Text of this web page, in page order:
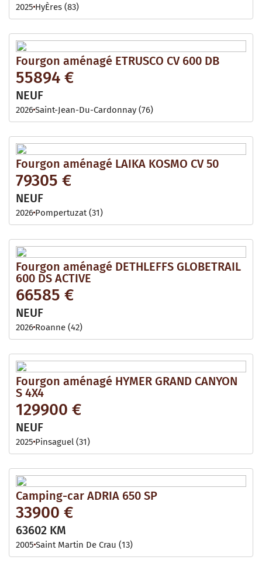
2025 HyÈres (83)
Fourgon aménagé ETRUSCO CV 600 DB
55894 €
NEUF
2026Saint-Jean-Du-Cardonnay (76)
Fourgon aménagé LAIKA KOSMO CV 50
79305 €
NEUF
2026 Pompertuzat (31)
Fourgon aménagé DETHLEFFS GLOBETRAIL
600 DS ACTIVE
66585 €
NEUF
2026 Roanne (42)
Fourgon aménagé HYMER GRAND CANYON
S 4X4
129900 €
NEUF
2025 Pinsaguel (31)
Camping-car ADRIA 650 SP
33900 €
63602 KM
2005 Saint Martin De Crau (13)